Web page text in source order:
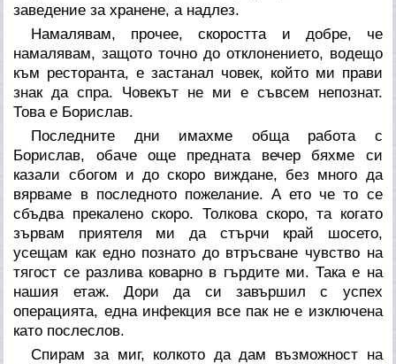
заведение за хранене, а надлез.
Намалявам, прочее, скоростта и добре, че
намалявам, защото точно до отклонението, водещо
към ресторанта, е застанал човек, който ми прави
знак да спра. Човекът не ми е съвсем непознат.
Това е Борислав.
Последните дни имахме обща работа с
Борислав, обаче още предната вечер бяхме си
казали сбогом и до скоро виждане, без много да
вярваме в последното пожелание. А ето че то се
сбъдва прекалено скоро. Толкова скоро, та когато
зървам приятеля ми да стърчи край шосето,
усещам как едно познато до втръсване чувство на
тягост се разлива коварно в гърдите ми. Така е на
нашия етаж. Дори да си завършил с успех
операцията, една инфекция все пак не е изключена
като послеслов.
Спирам за миг, колкото да дам възможност на